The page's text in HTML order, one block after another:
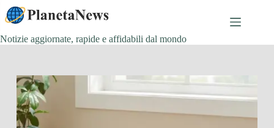
Salta
al
contenuto
Notizie aggiornate, rapide e affidabili dal mondo